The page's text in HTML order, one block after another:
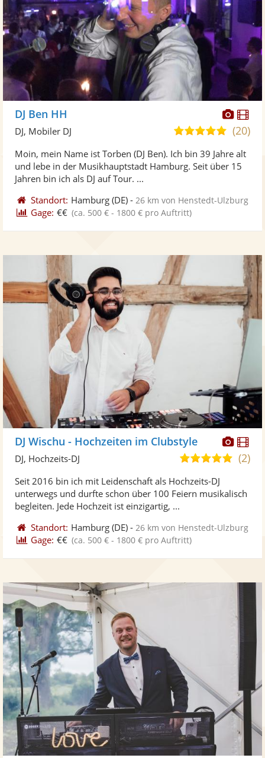
Fotos
DJ Ben HH
5,0
5
(20)
DJ, Mobiler DJ
Moin, mein Name ist Torben (DJ Ben). Ich bin 39 Jahre alt
und lebe in der Musikhauptstadt Hamburg. Seit über 15
Jahren bin ich als DJ auf Tour. ...
Standort: Hamburg (DE) - 26 km von Henstedt-Ulzburg
Gage: €€ (ca. 500 € - 1800 € pro Auftritt)
DJ Wischu - Hochzeiten im Clubstyle
5,0(2)
DJ, Hochzeits-DJ
Seit 2016 bin ich mit Leidenschaft als Hochzeits-DJ
unterwegs und durfte schon über 100 Feiern musikalisch
begleiten. Jede Hochzeit ist einzigartig, ...
Standort: Hamburg (DE) - 26 km von Henstedt-Ulzburg
Gage: €€ (ca. 500 € - 1800 € pro Auftritt)